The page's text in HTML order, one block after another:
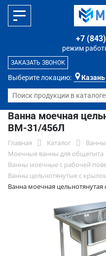
Выберите локацию: Казань
режим
+7
ЗАКАЗАТЬ ЗВОНОК
Ванна моечная
ВМ-31/456Л
Главная Каталог
Ванны
Моечные ванны для общепита
Ванны моечные с рабочей
Ванны цельнотянутые с
Ванна моечная